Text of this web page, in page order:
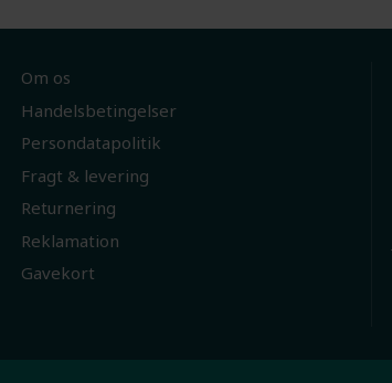
Om os
Handelsbetingelser
Persondatapolitik
Fragt & levering
Returnering
Reklamation
Gavekort